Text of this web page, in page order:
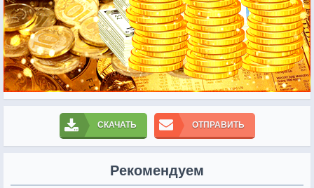
СКАЧАТЬ ОТПРАВИТЬ
Рекомендуем